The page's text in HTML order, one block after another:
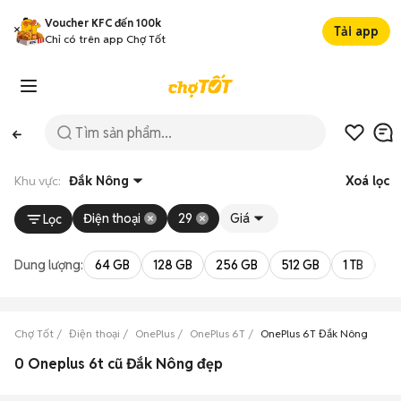
Voucher KFC đến 100k
Chỉ có trên app Chợ Tốt
Tải app
Khu vực: Đắk Nông Xoá lọc
Lọc Điện thoại 29 Giá
Dung lượng: 64 GB 128 GB 256 GB 512 GB 1 TB
Chợ Tốt Điện thoại OnePlus OnePlus 6T OnePlus 6T Đắk Nông
0 Oneplus 6t cũ Đắk Nông đẹp